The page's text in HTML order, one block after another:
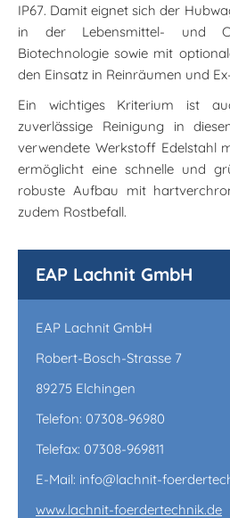
IP67. Damit eignet sich der
in der Lebensmittel- und
Biotechnologie sowie mit
den Einsatz in Reinräumen und
Ein wichtiges Kriterium ist
zuverlässige Reinigung in
verwendete Werkstoff Edelstahl
ermöglicht eine schnelle und
robuste Aufbau mit
zudem Rostbefall.
EAP Lachnit GmbH
EAP Lachnit GmbH
Robert-Bosch-Strasse 7
89275 Elchingen
Telefon: 07308-96980
Telefax: 07308-969811
E-Mail: info@lachnit-
www.lachnit-foerdertechnik.de